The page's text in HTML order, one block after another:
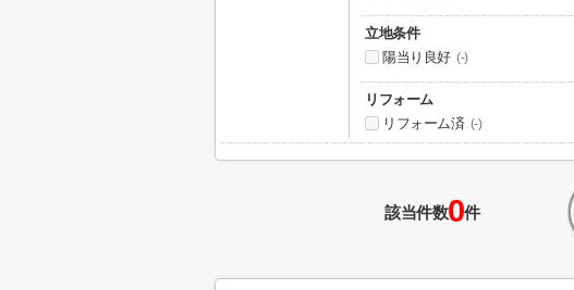
立地条件
陽当り良好 (-)
リフォーム
リフォーム済 (-)
該当件数0件